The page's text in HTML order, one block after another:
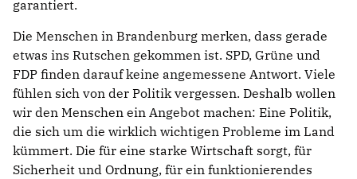
garantiert.
Die Menschen in Brandenburg merken, dass gerade
etwas ins Rutschen gekommen ist. SPD, Grüne und
FDP finden darauf keine angemessene Antwort. Viele
fühlen sich von der Politik vergessen. Deshalb wollen
wir den Menschen ein Angebot machen: Eine Politik,
die sich um die wirklich wichtigen Probleme im Land
kümmert. Die für eine starke Wirtschaft sorgt, für
Sicherheit und Ordnung, für ein funktionierendes